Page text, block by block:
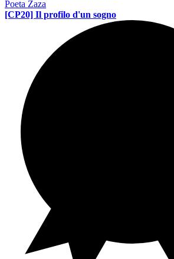
Poeta Zaza
[CP20] Il profilo d'un sogno